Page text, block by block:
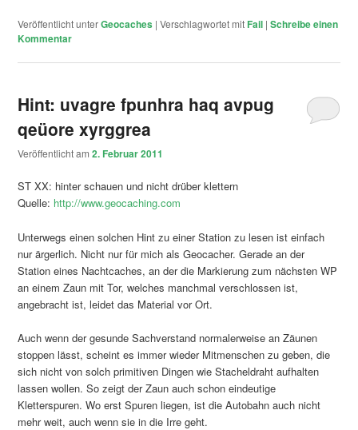
Veröffentlicht unterGeocaches |Verschlagwortet mitFail |Schreibe einen
Kommentar
Hint: uvagre fpunhra haq avpug
qeüore xyrggrea
Veröffentlicht am2. Februar 2011
ST XX: hinter schauen und nicht drüber klettern
Quelle: http://www.geocaching.com
Unterwegs einen solchen Hint zu einer Station zu lesen ist einfach
nur ärgerlich. Nicht nur für mich als Geocacher. Gerade an der
Station eines Nachtcaches, an der die Markierung zum nächsten WP
an einem Zaun mit Tor, welches manchmal verschlossen ist,
angebracht ist, leidet das Material vor Ort.
Auch wenn der gesunde Sachverstand normalerweise an Zäunen
stoppen lässt, scheint es immer wieder Mitmenschen zu geben, die
sich nicht von solch primitiven Dingen wie Stacheldraht aufhalten
lassen wollen. So zeigt der Zaun auch schon eindeutige
Kletterspuren. Wo erst Spuren liegen, ist die Autobahn auch nicht
mehr weit, auch wenn sie in die Irre geht.